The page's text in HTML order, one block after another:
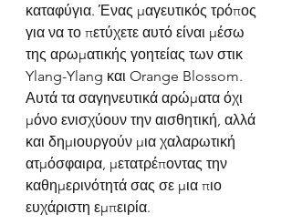
καταφύγια. Ένας μαγευτικός τρόπος
για να το πετύχετε αυτό είναι μέσω
της αρωματικής γοητείας των στικ
Ylang-Ylang και Orange Blossom.
Αυτά τα σαγηνευτικά αρώματα όχι
μόνο ενισχύουν την αισθητική, αλλά
και δημιουργούν μια χαλαρωτική
ατμόσφαιρα, μετατρέποντας την
καθημερινότητά σας σε μια πιο
ευχάριστη εμπειρία.